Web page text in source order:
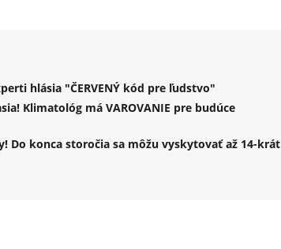
hlásia "ČERVENÝ kód pre ľudstvo"
Klimatológ má VAROVANIE pre budúce
Do konca storočia sa môžu vyskytovať až 14-krát